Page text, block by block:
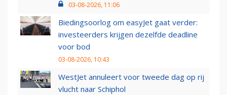
03-08-2026, 11:06
Biedingsoorlog om easyJet gaat verder:
investeerders krijgen dezelfde deadline
voor bod
03-08-2026, 10:43
WestJet annuleert voor tweede dag op rij
vlucht naar Schiphol